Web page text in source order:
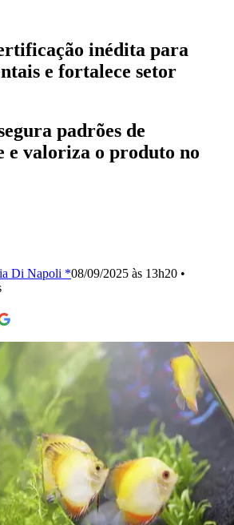
inédita para
e fortalece setor
padrões de
e valoriza o produto no
Di Napoli *08/09/2025 às 13h20 •